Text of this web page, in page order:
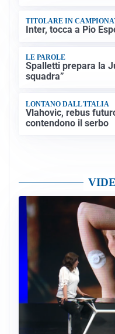
TITOLARE IN
Inter, tocca a Pio
LE PAROLE
Spalletti prepara la
squadra”
LONTANO DALL'ITALIA
Vlahovic, rebus
contendono il serbo